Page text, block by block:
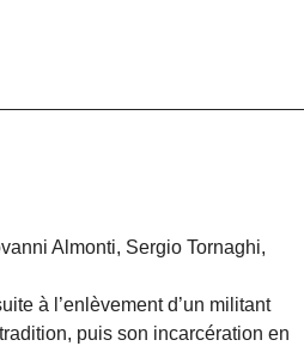
Almonti, Sergio Tornaghi,
à l’enlèvement d’un militant
puis son incarcération en